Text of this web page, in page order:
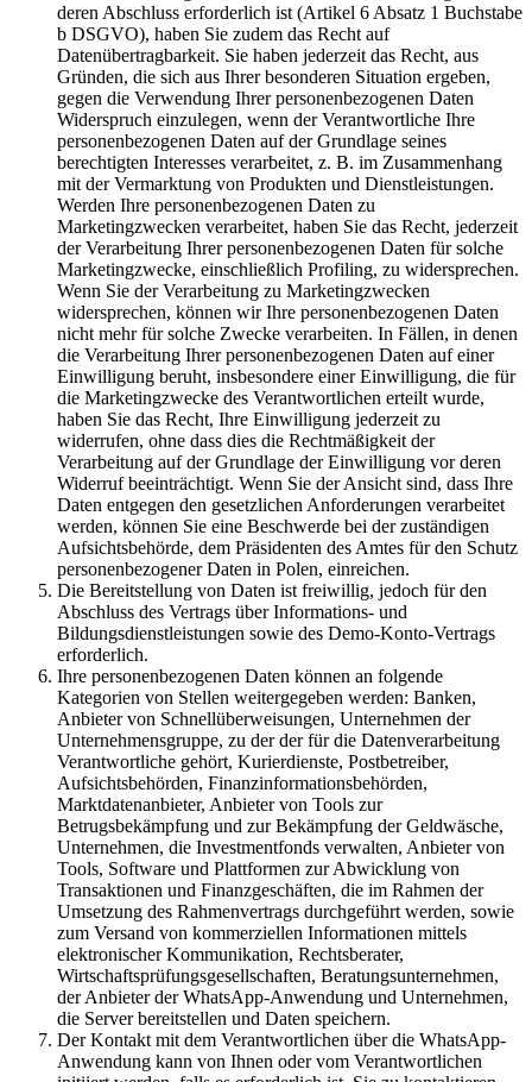
deren Abschluss erforderlich ist (Artikel 6 Absatz 1 Buchstabe
b DSGVO), haben Sie zudem das Recht auf
Datenübertragbarkeit. Sie haben jederzeit das Recht, aus
Gründen, die sich aus Ihrer besonderen Situation ergeben,
gegen die Verwendung Ihrer personenbezogenen Daten
Widerspruch einzulegen, wenn der Verantwortliche Ihre
personenbezogenen Daten auf der Grundlage seines
berechtigten Interesses verarbeitet, z. B. im Zusammenhang
mit der Vermarktung von Produkten und Dienstleistungen.
Werden Ihre personenbezogenen Daten zu
Marketingzwecken verarbeitet, haben Sie das Recht, jederzeit
der Verarbeitung Ihrer personenbezogenen Daten für solche
Marketingzwecke, einschließlich Profiling, zu widersprechen.
Wenn Sie der Verarbeitung zu Marketingzwecken
widersprechen, können wir Ihre personenbezogenen Daten
nicht mehr für solche Zwecke verarbeiten. In Fällen, in denen
die Verarbeitung Ihrer personenbezogenen Daten auf einer
Einwilligung beruht, insbesondere einer Einwilligung, die für
die Marketingzwecke des Verantwortlichen erteilt wurde,
haben Sie das Recht, Ihre Einwilligung jederzeit zu
widerrufen, ohne dass dies die Rechtmäßigkeit der
Verarbeitung auf der Grundlage der Einwilligung vor deren
Widerruf beeinträchtigt. Wenn Sie der Ansicht sind, dass Ihre
Daten entgegen den gesetzlichen Anforderungen verarbeitet
werden, können Sie eine Beschwerde bei der zuständigen
Aufsichtsbehörde, dem Präsidenten des Amtes für den Schutz
personenbezogener Daten in Polen, einreichen.
Die Bereitstellung von Daten ist freiwillig, jedoch für den
Abschluss des Vertrags über Informations- und
Bildungsdienstleistungen sowie des Demo-Konto-Vertrags
erforderlich.
Ihre personenbezogenen Daten können an folgende
Kategorien von Stellen weitergegeben werden: Banken,
Anbieter von Schnellüberweisungen, Unternehmen der
Unternehmensgruppe, zu der der für die Datenverarbeitung
Verantwortliche gehört, Kurierdienste, Postbetreiber,
Aufsichtsbehörden, Finanzinformationsbehörden,
Marktdatenanbieter, Anbieter von Tools zur
Betrugsbekämpfung und zur Bekämpfung der Geldwäsche,
Unternehmen, die Investmentfonds verwalten, Anbieter von
Tools, Software und Plattformen zur Abwicklung von
Transaktionen und Finanzgeschäften, die im Rahmen der
Umsetzung des Rahmenvertrags durchgeführt werden, sowie
zum Versand von kommerziellen Informationen mittels
elektronischer Kommunikation, Rechtsberater,
Wirtschaftsprüfungsgesellschaften, Beratungsunternehmen,
der Anbieter der WhatsApp-Anwendung und Unternehmen,
die Server bereitstellen und Daten speichern.
Der Kontakt mit dem Verantwortlichen über die WhatsApp-
Anwendung kann von Ihnen oder vom Verantwortlichen